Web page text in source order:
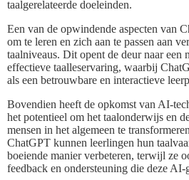
taalgerelateerde doeleinden.
Een van de opwindende aspecten van
om te leren en zich aan te passen aan
taalniveaus. Dit opent de deur naar een
effectieve taalleservaring, waarbij
als een betrouwbare en interactieve
Bovendien heeft de opkomst van AI-
het potentieel om het taalonderwijs en
mensen in het algemeen te
ChatGPT kunnen leerlingen hun
boeiende manier verbeteren, terwijl ze
feedback en ondersteuning die deze AI-